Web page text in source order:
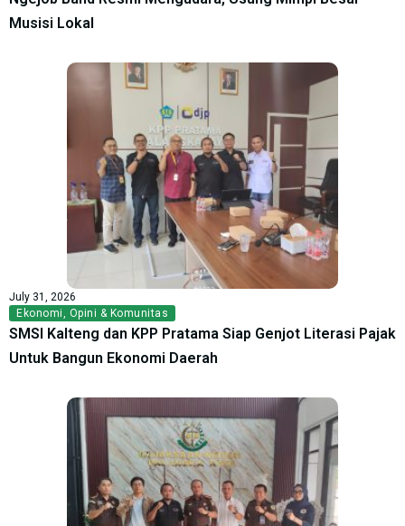
Musisi Lokal
July 31, 2026
Ekonomi, Opini & Komunitas
SMSI Kalteng dan KPP Pratama Siap Genjot Literasi Pajak
Untuk Bangun Ekonomi Daerah